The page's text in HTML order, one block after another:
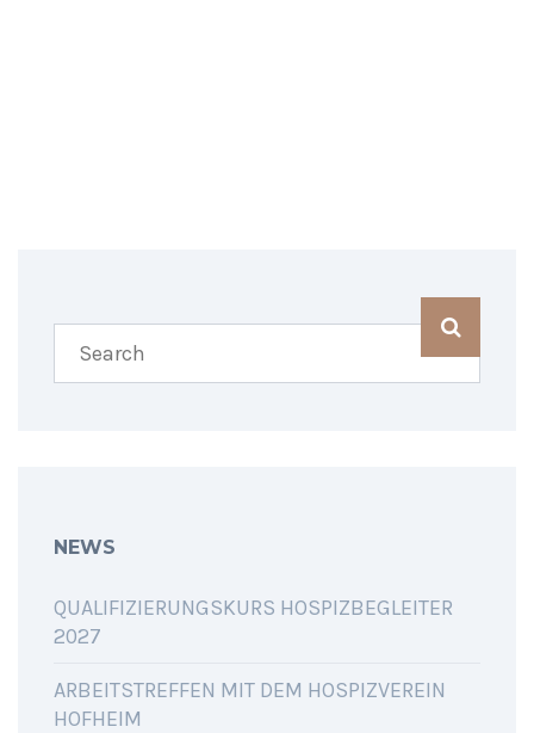
NEWS
QUALIFIZIERUNGSKURS HOSPIZBEGLEITER
2027
ARBEITSTREFFEN MIT DEM HOSPIZVEREIN
HOFHEIM